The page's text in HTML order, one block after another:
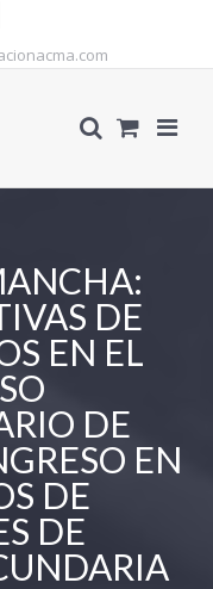
DE
EN EL
DE
EN
DE
DE